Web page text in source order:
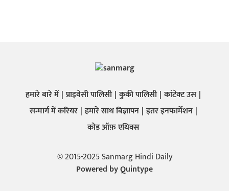
हमारे बारे में प्राइवेसी पालिसी कुकी पालिसी कांटेक्ट उस
सन्मार्ग में करियर हमारे साथ बिज्ञापन इतर इनफार्मेशन
कोड ऑफ़ एथिक्स
© 2015-2025 Sanmarg Hindi Daily
Powered byQuintype